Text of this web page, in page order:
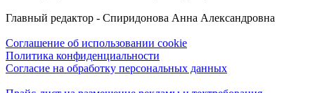
Главный редактор - Спиридонова Анна Александровна
Соглашение об использовании cookie
Политика конфиденциальности
Согласие на обработку персональных данных